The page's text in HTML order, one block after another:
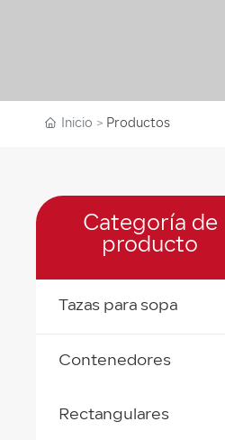
Inicio Productos
Categoría de
producto
Tazas para sopa
Contenedores
Rectangulares